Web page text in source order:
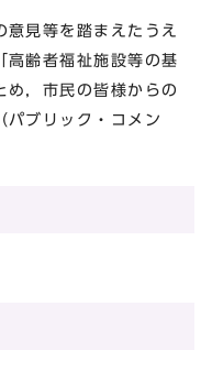
見等を踏まえたうえ
高齢者福祉施設等の基
め，市民の皆様からの
パブリック・コメン